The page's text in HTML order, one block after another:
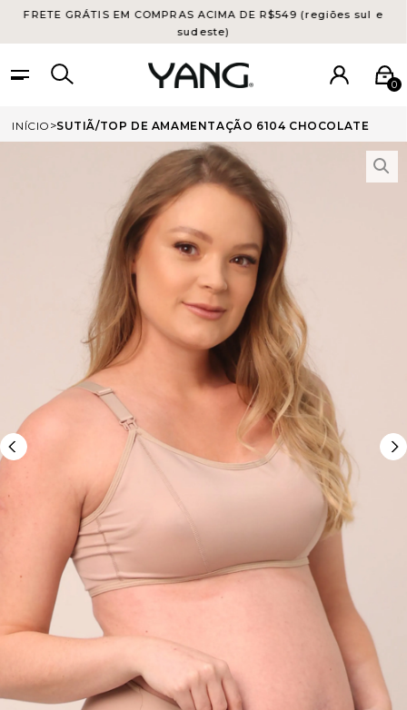
FRETE GRÁTIS EM COMPRAS ACIMA DE R$549 (regiões sul e
sudeste)
0
INÍCIO SUTIÃ/TOP DE AMAMENTAÇÃO 6104 CHOCOLATE